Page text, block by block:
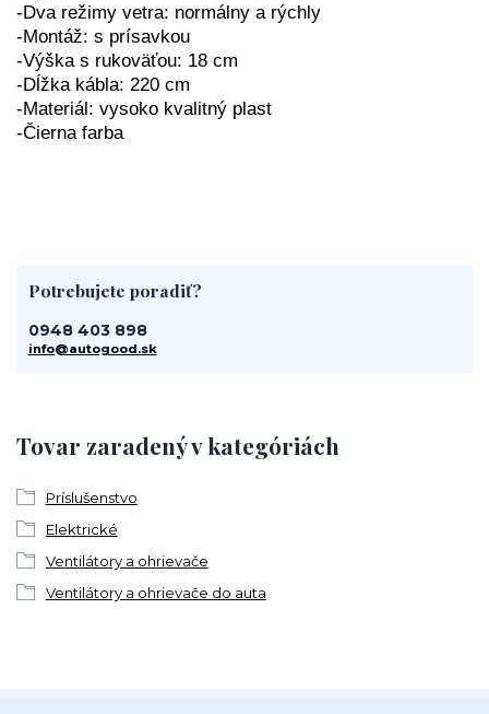
-Dva režimy vetra: normálny a rýchly
-Montáž: s prísavkou
-Výška s rukoväťou: 18 cm
-Dĺžka kábla: 220 cm
-Materiál: vysoko kvalitný plast
-Čierna farba
Tovar zaradený v kategóriách
Príslušenstvo
Elektrické
Ventilátory a ohrievače
Ventilátory a ohrievače do auta
Potrebujete poradiť?
0948 403 898
info@autogood.sk